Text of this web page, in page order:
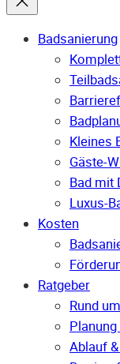
Badsanierung
Kleines
Gäste-
Bad mit
Luxus-
Kosten
Ratgeber
Rund
Ablauf